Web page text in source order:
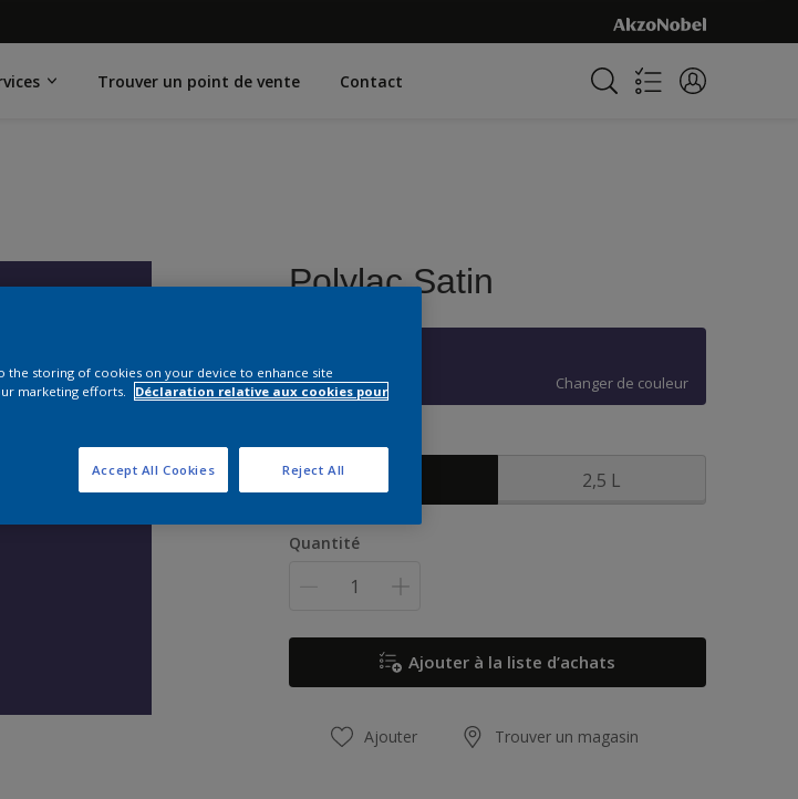
Trouver un point de vente Contact
Polylac Satin
Changer de couleur
Format
2,5 L
Quantité
Ajouter à la liste d’achats
Ajouter Trouver un magasin
the storing of cookies on your device to enhance site
marketing efforts.
Déclaration relative aux cookies pour
Reject All
Accept All Cookies